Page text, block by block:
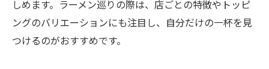
しめます。ラーメン巡りの際は、店ごとの特徴やトッピ
ングのバリエーションにも注目し、自分だけの一杯を見
つけるのがおすすめです。